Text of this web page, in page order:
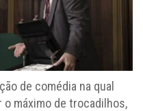
de comédia na qual
máximo de trocadilhos,